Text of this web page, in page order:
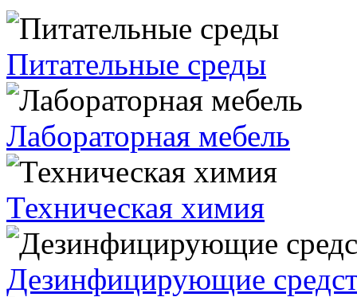
Питательные среды
Лабораторная мебель
Техническая химия
Дезинфицирующие